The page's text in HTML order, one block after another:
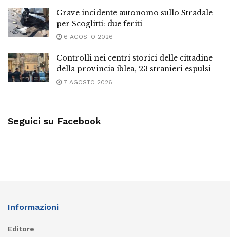
Grave incidente autonomo sullo Stradale
per Scoglitti: due feriti
6 AGOSTO 2026
Controlli nei centri storici delle cittadine
della provincia iblea, 23 stranieri espulsi
7 AGOSTO 2026
Seguici su Facebook
Informazioni
Editore